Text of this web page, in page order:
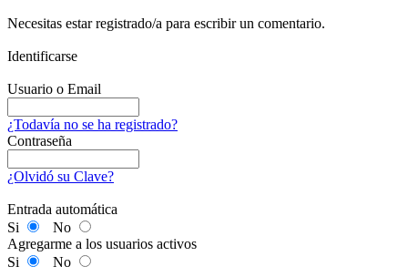
Necesitas estar registrado/a para escribir un comentario.
Identificarse
Usuario o Email
¿Todavía no se ha registrado?
Contraseña
¿Olvidó su Clave?
Entrada automática
Si
No
Agregarme a los usuarios activos
Si
No